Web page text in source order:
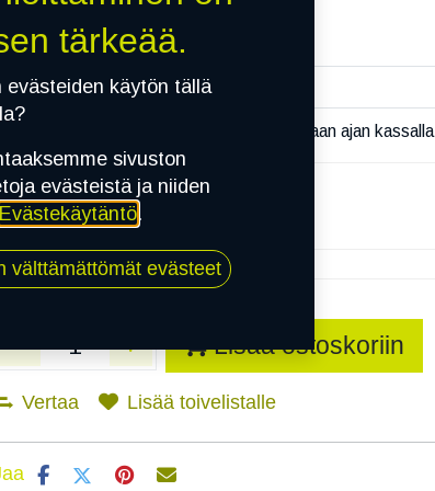
Mikäli valitset asennuksen, pääset varaamaan ajan kassalla
X 205/75R16C 110/108R BARUM VANIS 3
ASENNUSTA
Lisää ostoskoriin
Vertaa Lisää toivelistalle
tärkeää.
evästeiden käytön tällä
sivuston
evästeistä ja niiden
Evästekäytäntö.
välttämättömät evästeet